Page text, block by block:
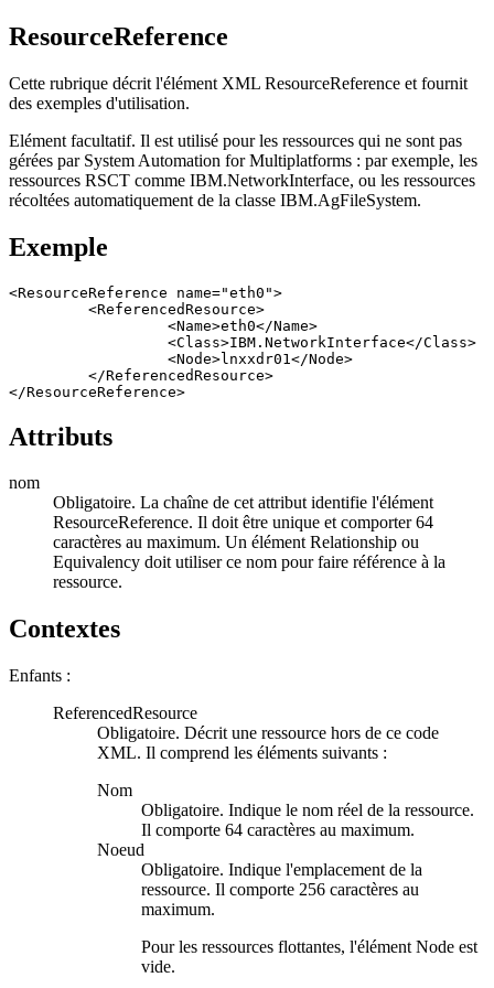
ResourceReference
Cette rubrique décrit l'élément XML ResourceReference et fournit
des exemples d'utilisation.
Elément facultatif. Il est utilisé pour les ressources qui ne sont pas
gérées par System Automation for Multiplatforms : par exemple, les
ressources RSCT comme IBM.NetworkInterface, ou les ressources
récoltées automatiquement de la classe IBM.AgFileSystem.
Exemple
<ResourceReference name="eth0">
         <ReferencedResource>
                  <Name>eth0</Name>
                  <Class>IBM.NetworkInterface</Class>
                  <Node>lnxxdr01</Node>
         </ReferencedResource>
</ResourceReference>
Attributs
nom
Obligatoire. La chaîne de cet attribut identifie l'élément
ResourceReference. Il doit être unique et comporter 64
caractères au maximum. Un élément Relationship ou
Equivalency doit utiliser ce nom pour faire référence à la
ressource.
Contextes
Enfants :
ReferencedResource
Obligatoire. Décrit une ressource hors de ce code
XML. Il comprend les éléments suivants :
Nom
Obligatoire. Indique le nom réel de la ressource.
Il comporte 64 caractères au maximum.
Noeud
Obligatoire. Indique l'emplacement de la
ressource. Il comporte 256 caractères au
maximum.
Pour les ressources flottantes, l'élément Node est
vide.